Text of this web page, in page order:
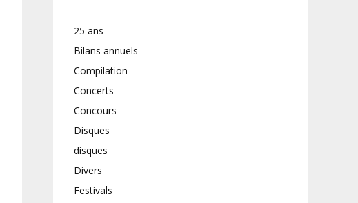
25 ans
Bilans annuels
Compilation
Concerts
Concours
Disques
disques
Divers
Festivals